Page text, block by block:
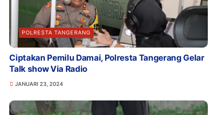
POLRESTA TANGERANG
Ciptakan Pemilu Damai, Polresta Tangerang Gelar
Talk show Via Radio
JANUARI 23, 2024